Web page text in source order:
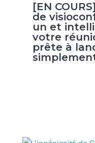
[EN
de
un et
votre
prête à